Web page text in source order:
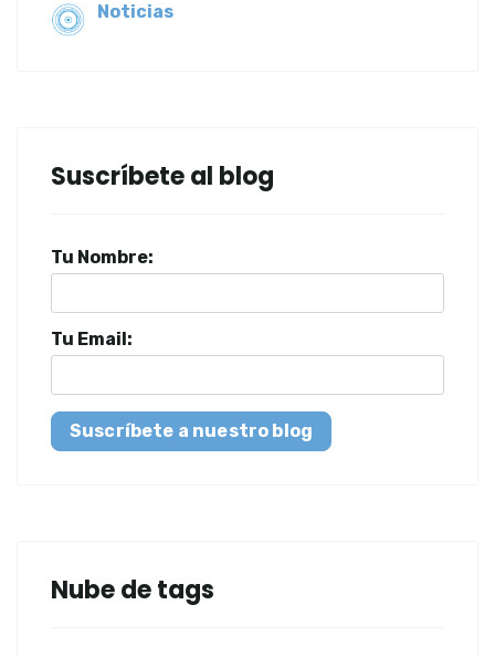
Noticias
Suscríbete al blog
Tu Nombre:
Tu Email:
Suscríbete a nuestro blog
Nube de tags